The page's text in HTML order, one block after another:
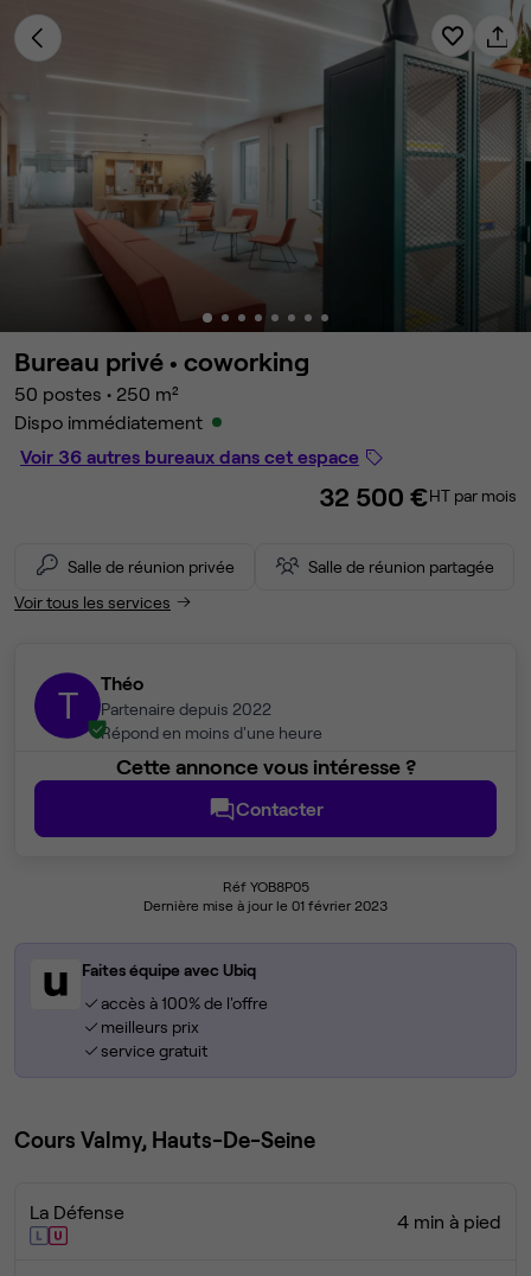
Bureau privé • coworking
50 postes • 250 m²
Dispo immédiatement
Voir 36 autres bureaux dans cet espace
32 500 €HT par mois
Salle de réunion privée
Salle de réunion partagée
Voir tous les services
T Théo
Partenaire depuis 2022
Répond en moins d'une heure
Cette annonce vous intéresse ?
Contacter
Réf YOB8P05
Dernière mise à jour le 01 février 2023
Faites équipe avec Ubiq
accès à 100% de l'offre
meilleurs prix
service gratuit
Cours Valmy, Hauts-De-Seine
La Défense 4 min à pied